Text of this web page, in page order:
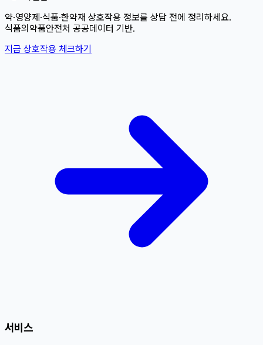
약·영양제·식품·한약재 상호작용 정보를 상담 전에 정리하세요.
식품의약품안전처 공공데이터 기반.
지금 상호작용 체크하기
서비스